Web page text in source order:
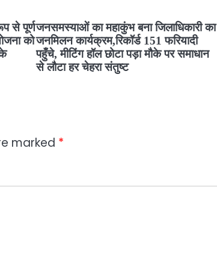
से पूर्ण
को
जनसमस्याओं का महाकुंभ बना जिलाधिकारी का
जनमिलन कार्यक्रम,रिकॉर्ड 151 फरियादी
पहुँचे, मीटिंग हॉल छोटा पड़ा मौके पर समाधान
से लौटा हर चेहरा संतुष्ट
marked *